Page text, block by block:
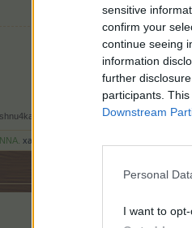
sensitive
confirm your
continue seeing
information
further
participants.
Downstream
Personal
I want to
харесва това.